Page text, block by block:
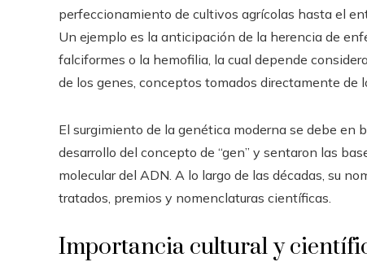
perfeccionamiento de cultivos agrícolas hasta el
Un ejemplo es la anticipación de la herencia de
falciformes o la hemofilia, la cual depende
de los genes, conceptos tomados directamente de
El surgimiento de la genética moderna se debe en
desarrollo del concepto de “gen” y sentaron las
molecular del ADN. A lo largo de las décadas, su
tratados, premios y nomenclaturas científicas.
Importancia cultural y